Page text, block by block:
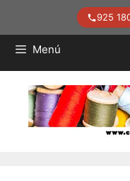
Saltar
contenido
925
Menú